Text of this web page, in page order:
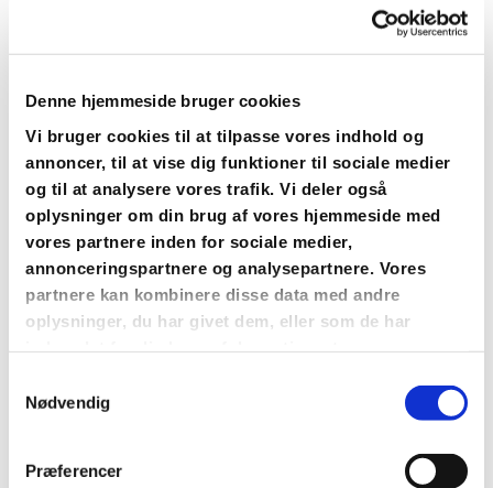
Denne hjemmeside bruger cookies
Vi bruger cookies til at tilpasse vores indhold og
annoncer, til at vise dig funktioner til sociale medier
og til at analysere vores trafik. Vi deler også
oplysninger om din brug af vores hjemmeside med
vores partnere inden for sociale medier,
annonceringspartnere og analysepartnere. Vores
partnere kan kombinere disse data med andre
oplysninger, du har givet dem, eller som de har
Nødvendig
Præferencer